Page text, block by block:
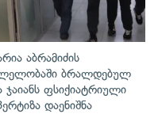
აბრამიძის
ბრალდებულ
ჯაიანს ფსიქიატრიული
დაენიშნა